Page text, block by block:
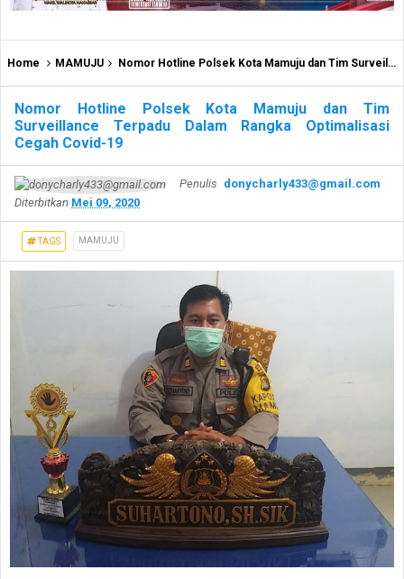
Home MAMUJU Nomor Hotline Polsek Kota Mamuju dan Tim Surveillance Terpadu Dalam Rangka Optimalisasi Cegah Covid-19
Nomor Hotline Polsek Kota Mamuju dan Tim
Surveillance Terpadu Dalam Rangka Optimalisasi
Cegah Covid-19
Penulis donycharly433@gmail.com
Diterbitkan Mei 09, 2020
TAGS MAMUJU